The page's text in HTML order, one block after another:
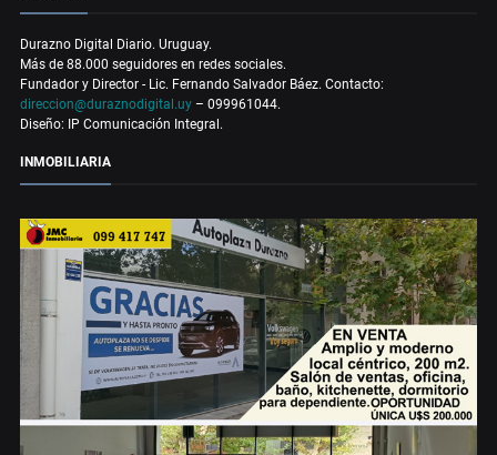
Durazno Digital Diario. Uruguay.
Más de 88.000 seguidores en redes sociales.
Fundador y Director - Lic. Fernando Salvador Báez. Contacto:
direccion@duraznodigital.uy – 099961044.
Diseño: IP Comunicación Integral.
INMOBILIARIA